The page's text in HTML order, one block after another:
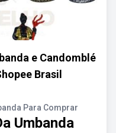
e Candomblé
Brasil
Para Comprar
Umbanda